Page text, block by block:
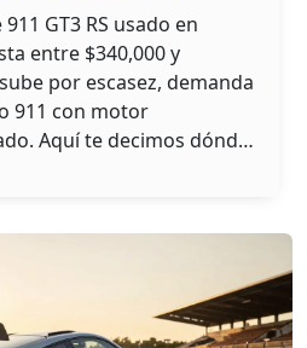
GT3 RS usado en
entre $340,000 y
por escasez, demanda
911 con motor
Aquí te decimos dónde